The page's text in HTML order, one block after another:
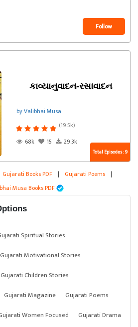
Follow
કાવ્યાનુવાદન-રસાવાદન
by Valibhai Musa
(19.5k)
68k
15 29.3k
Total Episodes : 9
Gujarati Books PDF | Gujarati Poems |
Musa Books PDF
Spiritual Stories
Gujarati Motivational Stories
Gujarati Children Stories
Gujarati Magazine
Gujarati Poems
Women Focused Gujarati Drama